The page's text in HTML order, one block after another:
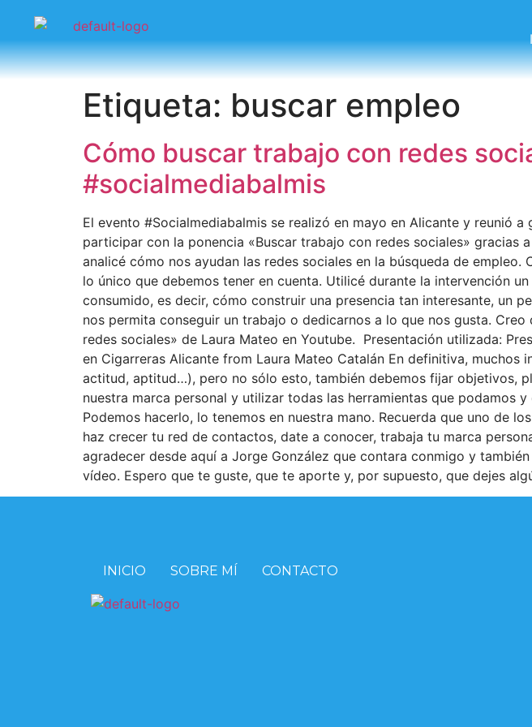
Etiqueta: buscar empleo
Cómo buscar trabajo con redes
#socialmediabalmis
El evento #Socialmediabalmis se realizó en mayo en Alicante y reunió
participar con la ponencia «Buscar trabajo con redes sociales»
analicé cómo nos ayudan las redes sociales en la búsqueda de
lo único que debemos tener en cuenta. Utilicé durante la intervención
consumido, es decir, cómo construir una presencia tan interesante, un
nos permita conseguir un trabajo o dedicarnos a lo que nos gusta.
redes sociales» de Laura Mateo en Youtube. Presentación utilizada:
en Cigarreras Alicante from Laura Mateo Catalán En definitiva,
actitud, aptitud…), pero no sólo esto, también debemos fijar objetivos,
nuestra marca personal y utilizar todas las herramientas que podamos
Podemos hacerlo, lo tenemos en nuestra mano. Recuerda que uno de
haz crecer tu red de contactos, date a conocer, trabaja tu marca
agradecer desde aquí a Jorge González que contara conmigo y
vídeo. Espero que te guste, que te aporte y, por supuesto, que dejes
INICIO SOBRE MÍ CONTACTO